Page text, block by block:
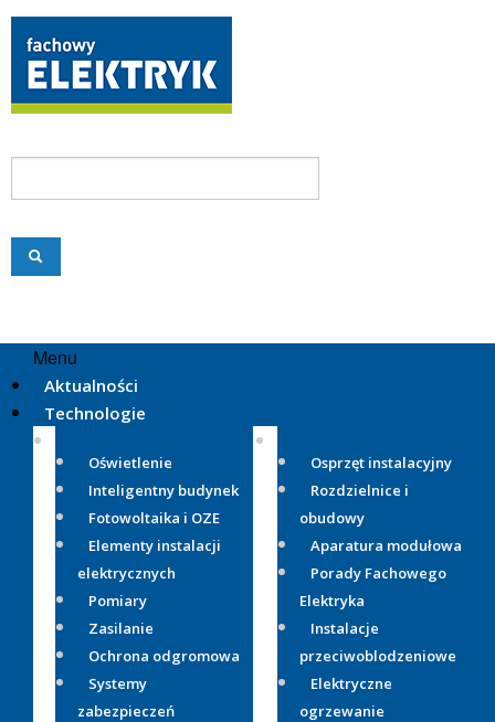
Menu
Aktualności
Technologie
Oświetlenie
Inteligentny budynek
Fotowoltaika i OZE
Elementy instalacji
elektrycznych
Pomiary
Zasilanie
Ochrona odgromowa
Systemy
zabezpieczeń
Osprzęt instalacyjny
Rozdzielnice i
obudowy
Aparatura modułowa
Porady Fachowego
Elektryka
Instalacje
przeciwoblodzeniowe
Elektryczne
ogrzewanie